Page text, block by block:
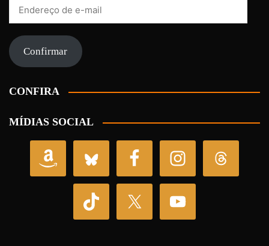
mail Confirmar
CONFIRA
MÍDIAS SOCIAL